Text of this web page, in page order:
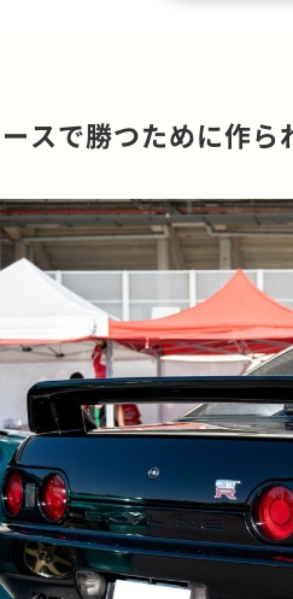
スで勝つために作